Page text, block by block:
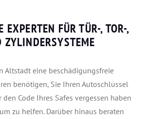
FÜR TÜR-, TOR-,
ZYLINDERSYSTEME
Altstadt eine beschädigungsfreie
benötigen, Sie Ihren Autoschlüssel
Code Ihres Safes vergessen haben
zu helfen. Darüber hinaus beraten